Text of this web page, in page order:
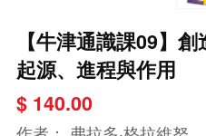
【牛津通識課09】
起源、進程與作用
$ 140.00